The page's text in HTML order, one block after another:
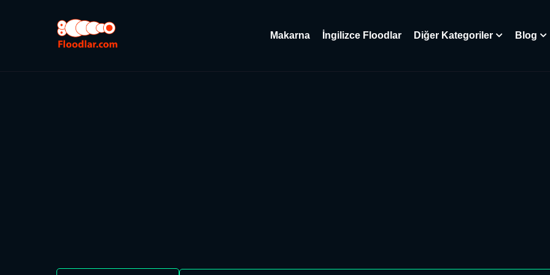
Makarna İngilizce Floodlar Diğer Kategoriler Blog